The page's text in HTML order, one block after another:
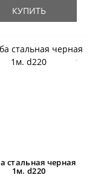
КУПИТЬ
стальная черная
1м. d220